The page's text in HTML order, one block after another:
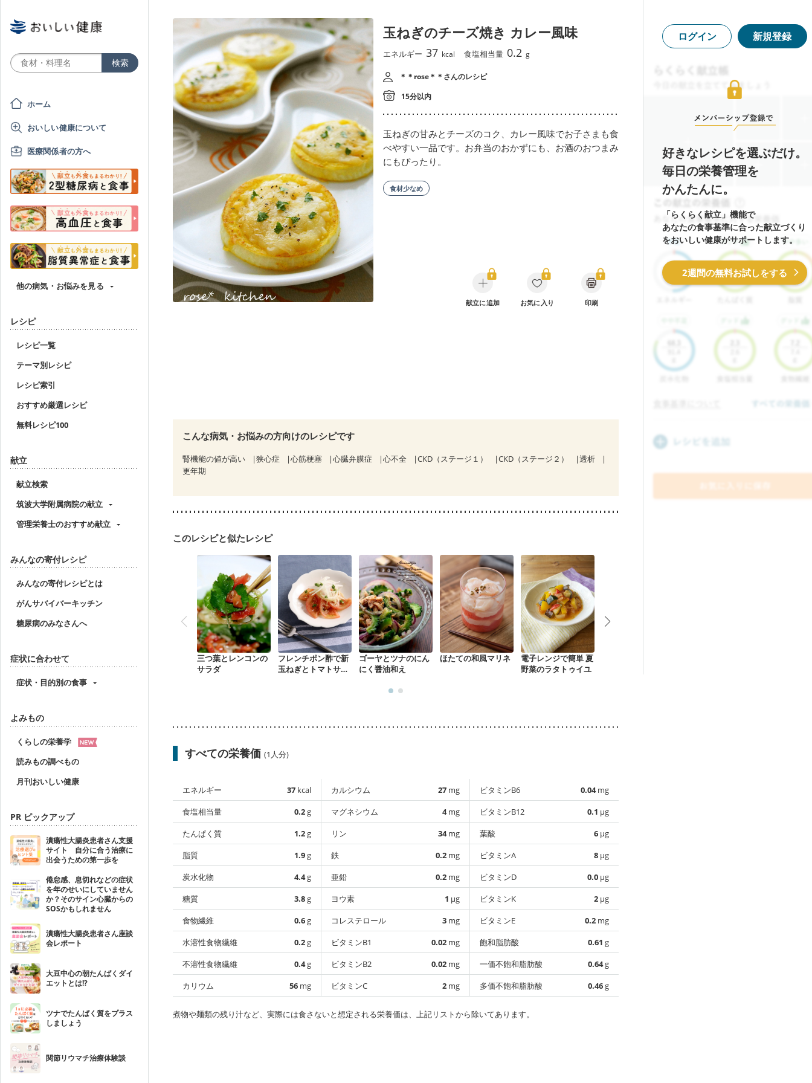
ホーム
おいしい健康について
医療関係者の方へ
他の病気・お悩みを見る
レシピ
レシピ一覧
テーマ別レシピ
レシピ索引
おすすめ厳選レシピ
無料レシピ100
献立
献立検索
筑波大学附属病院の献立
管理栄養士のおすすめ献立
みんなの寄付レシピ
みんなの寄付レシピとは
がんサバイバーキッチン
糖尿病のみなさんへ
症状に合わせて
症状・目的別の食事
よみもの
くらしの栄養学
読みもの調べもの
月刊おいしい健康
PR ピックアップ
潰瘍性大腸炎患者さん支援
サイト 自分に合う治療に
出会うための第一歩を
倦怠感、息切れなどの症状
を年のせいにしていません
か？そのサイン心臓からの
SOSかもしれません
潰瘍性大腸炎患者さん座談
会レポート
大豆中心の朝たんぱくダイ
エットとは!?
ツナでたんぱく質をプラス
しましょう
関節リウマチ治療体験談
玉ねぎのチーズ焼き カレー風味
エネルギー 37 kcal 食塩相当量 0.2 g
＊＊rose＊＊さんのレシピ
15分以内
玉ねぎの甘みとチーズのコク、カレー風味でお子さまも食
べやすい一品です。お弁当のおかずにも、お酒のおつまみ
にもぴったり。
食材少なめ
献立に追加 お気に入り 印刷
こんな病気・お悩みの方向けのレシピです
腎機能の値が高い 狭心症 心筋梗塞 心臓弁膜症 心不全 CKD（ステージ１） CKD（ステージ２）
透析
更年期
このレシピと似たレシピ
三つ葉とレンコンの
サラダ
フレンチポン酢で新
玉ねぎとトマトサラ
ゴーヤとツナのにん
にく醤油和え
ほたての和風マリネ
電子レンジで簡単 夏
野菜のラタトゥイユ
すべての栄養価 (1人分)
エネルギー 37 kcal
食塩相当量
0.2g
たんぱく質
1.2g
脂質
1.9g
炭水化物
4.4g
糖質
3.8g
食物繊維
0.6g
水溶性食物繊維
0.2g
不溶性食物繊維
0.4g
カリウム
56 mg
カルシウム 27 mg
マグネシウム
4mg
リン
34mg
鉄
0.2 mg
亜鉛
0.2 mg
ヨウ素
1 µg
コレステロール
3 mg
ビタミンB1
0.02 mg
ビタミンB2
0.02 mg
ビタミンC
2 mg
ビタミンB6 0.04mg
ビタミンB12
0.1 µg
葉酸
6 µg
ビタミンA
8 µg
ビタミンD
0.0 µg
ビタミンK
2 µg
ビタミンE
0.2 mg
飽和脂肪酸
0.61 g
一価不飽和脂肪酸
0.64g
多価不飽和脂肪酸
0.46g
煮物や麺類の残り汁など、実際には食さないと想定される栄養価は、上記リストから除いてあります。
ログイン 新規登録
好きなレシピを選ぶだけ。
毎日の栄養管理を
かんたんに。
「らくらく献立」機能で
あなたの食事基準に合った献立づくり
をおいしい健康がサポートします。
2週間の無料お試しをする